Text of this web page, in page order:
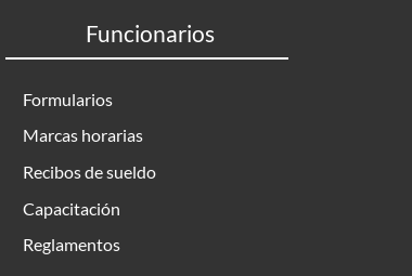
Funcionarios
Formularios
Marcas horarias
Recibos de sueldo
Capacitación
Reglamentos